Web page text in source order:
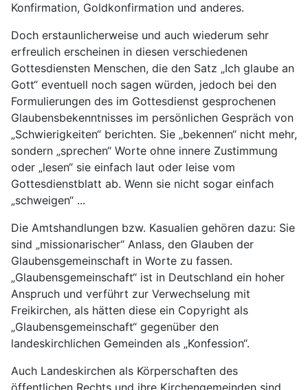
Konfirmation, Goldkonfirmation und anderes.
Doch erstaunlicherweise und auch wiederum sehr
erfreulich erscheinen in diesen verschiedenen
Gottesdiensten Menschen, die den Satz „Ich glaube an
Gott“ eventuell noch sagen würden, jedoch bei den
Formulierungen des im Gottesdienst gesprochenen
Glaubensbekenntnisses im persönlichen Gespräch von
„Schwierigkeiten“ berichten. Sie „bekennen“ nicht mehr,
sondern „sprechen“ Worte ohne innere Zustimmung
oder „lesen“ sie einfach laut oder leise vom
Gottesdienstblatt ab. Wenn sie nicht sogar einfach
„schweigen“ ...
Die Amtshandlungen bzw. Kasualien gehören dazu: Sie
sind „missionarischer“ Anlass, den Glauben der
Glaubensgemeinschaft in Worte zu fassen.
„Glaubensgemeinschaft“ ist in Deutschland ein hoher
Anspruch und verführt zur Verwechselung mit
Freikirchen, als hätten diese ein Copyright als
„Glaubensgemeinschaft“ gegenüber den
landeskirchlichen Gemeinden als „Konfession“.
Auch Landeskirchen als Körperschaften des
öffentlichen Rechts und ihre Kirchengemeinden sind